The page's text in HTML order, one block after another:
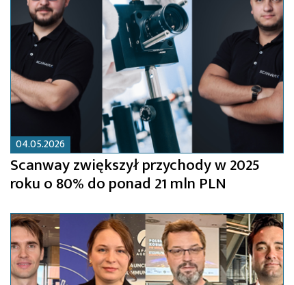
04.05.2026
Scanway zwiększył przychody w 2025
roku o 80% do ponad 21 mln PLN